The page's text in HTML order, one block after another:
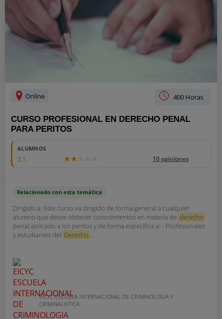
Online 400 Horas
CURSO PROFESIONAL EN DERECHO PENAL
PARA PERITOS
ALUMNOS
2.1 10 opiniones
Relacionado con esta temática
Dirigido a: Este curso va dirigido de forma general a cualquier
alumno que desee obtener conocimientos en materia de derecho
penal aplicado a los peritos y de forma específica a: - Profesionales
y estudiantes del Derecho ...
EICYC ESCUELA INTERNACIONAL DE CRIMINOLOGIA Y
CRIMINALISTICA